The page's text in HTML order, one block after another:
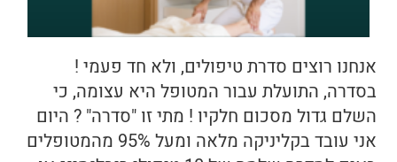
אנחנו רוצים סדרת טיפולים, ולא חד פעמי !
בסדרה, התועלת עבור המטופל היא עצומה, כי
השלם גדול מסכום חלקיו ! מתי זו "סדרה" ? היום
אני עובד בקליניקה מלאה ומעל 95% מהמטופלים